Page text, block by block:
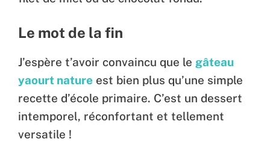
Le mot de la fin
J’espère t’avoir convaincu que le gâteau
yaourt nature est bien plus qu’une simple
recette d’école primaire. C’est un dessert
intemporel, réconfortant et tellement
versatile !